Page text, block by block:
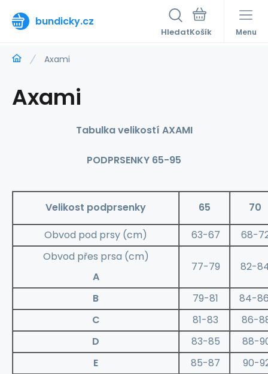
bundicky.cz
Hledat Menu
Axami
Axami
Tabulka velikostí AXAMI
PODPRSENKY 65-95
Velikost podprsenky 65
70
Obvod pod prsy (cm)
63-67
68-
Obvod přes prsa (cm)
A
77-79 82-
B 79-81
84-
C
81-83
86-
D
83-85
88-
E
85-87
90-